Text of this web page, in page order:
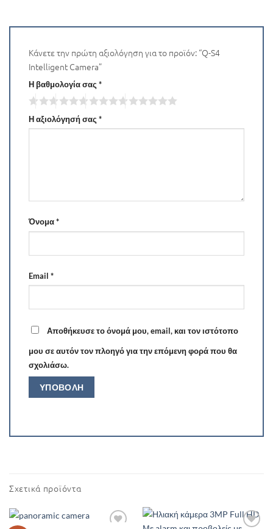
Κάνετε την πρώτη αξιολόγηση για το προϊόν: “Q-S4
Intelligent Camera”
Η βαθμολογία σας *
Η αξιολόγησή σας *
Όνομα*
Email *
Αποθήκευσε το όνομά μου, email, και τον ιστότοπο
μου σε αυτόν τον πλοηγό για την επόμενη φορά που θα
σχολιάσω.
Σχετικά προϊόντα